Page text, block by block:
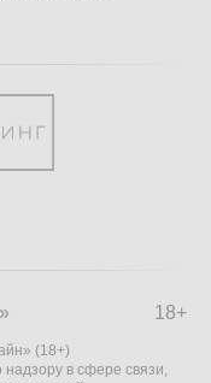
18+
(18+)
в сфере связи,